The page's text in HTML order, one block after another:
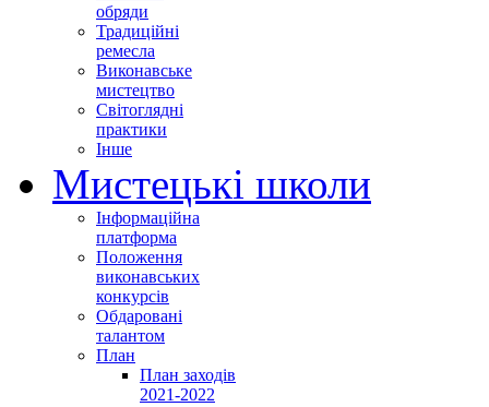
обряди
Традиційні
ремесла
Виконавське
мистецтво
Світоглядні
практики
Інше
Мистецькі школи
Інформаційна
платформа
Положення
виконавських
конкурсів
Обдаровані
талантом
План
План заходів
2021-2022